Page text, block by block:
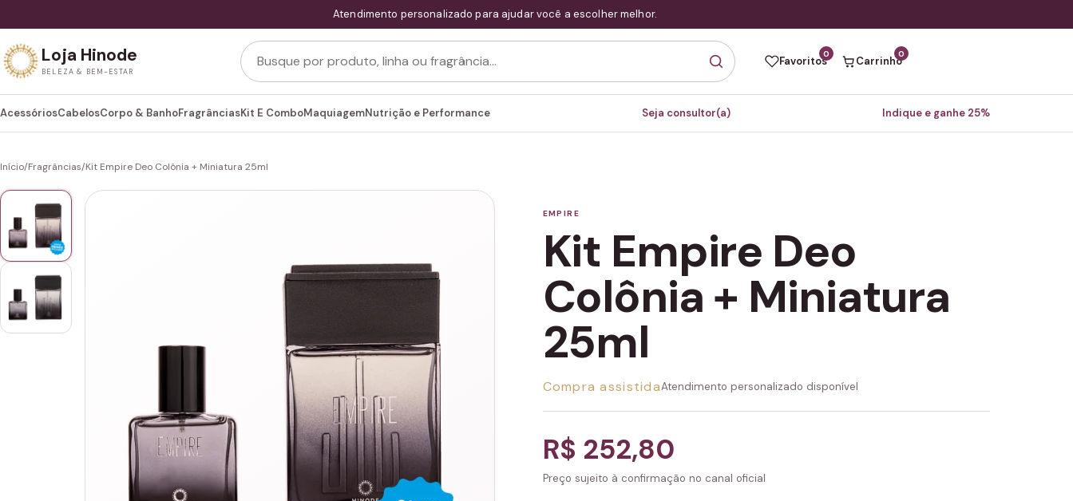
Atendimento personalizado para ajudar você a escolher melhor.
Loja Hinode
BELEZA & BEM-ESTAR
Buscar produtos
Favoritos
0
Carrinho
0
AcessóriosCabelosCorpo & BanhoFragrânciasKit E ComboMaquiagemNutrição e Performance Seja consultor(a) Indique e ganhe 25%
Início/Fragrâncias/Kit Empire Deo Colônia + Miniatura 25ml
EMPIRE
Kit Empire Deo
Colônia + Miniatura
25ml
Compra assistidaAtendimento personalizado disponível
R$ 252,80
Preço sujeito à confirmação no canal oficial